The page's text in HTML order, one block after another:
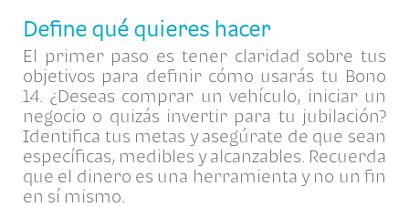
Define qué quieres hacer
El primer paso es tener claridad sobre tus
objetivos para definir cómo usarás tu Bono
14. ¿Deseas comprar un vehículo, iniciar un
negocio o quizás invertir para tu jubilación?
Identifica tus metas y asegúrate de que sean
específicas, medibles y alcanzables. Recuerda
que el dinero es una herramienta y no un fin
en sí mismo.